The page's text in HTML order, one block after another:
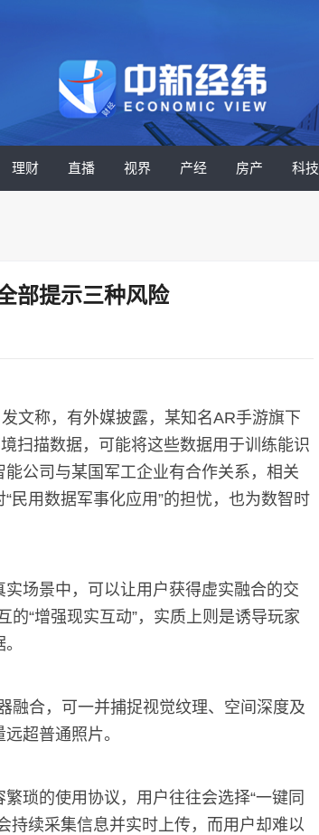
理财 直播 视界 产经 房产 科技
部提示三种风险
称，有外媒披露，某知名AR手游旗下
扫描数据，可能将这些数据用于训练能识
公司与某国军工企业有合作关系，相关
民用数据军事化应用”的担忧，也为数智时
场景中，可以让用户获得虚实融合的交
“增强现实互动”，实质上则是诱导玩家
融合，可一并捕捉视觉纹理、空间深度及
超普通照片。
琐的使用协议，用户往往会选择“一键同
持续采集信息并实时上传，而用户却难以